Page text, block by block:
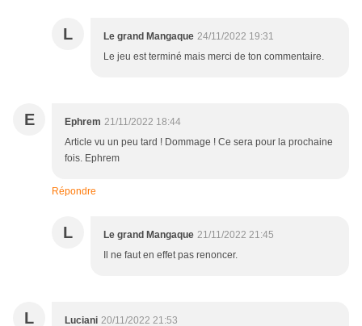
L Le grand Mangaque 24/11/2022 19:31
Le jeu est terminé mais merci de ton commentaire.
E Ephrem 21/11/2022 18:44
Article vu un peu tard ! Dommage ! Ce sera pour la prochaine
fois. Ephrem
Répondre
L Le grand Mangaque 21/11/2022 21:45
Il ne faut en effet pas renoncer.
L Luciani 20/11/2022 21:53